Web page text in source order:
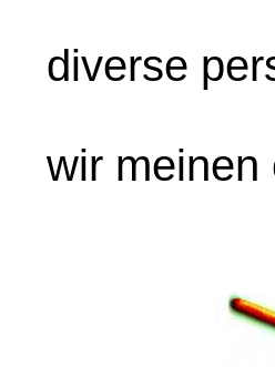
diverse
wir meinen